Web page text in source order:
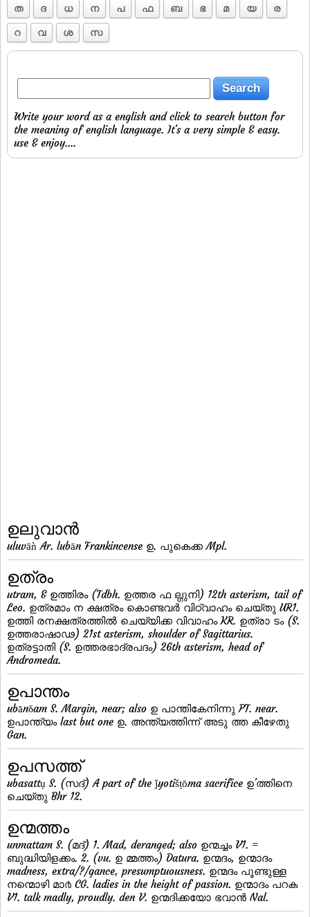
ത ദ ധ ന പ ഫ ബ ഭ മ യ ര
റ വ ശ സ
Write your word as a english and click to search button for
the meaning of english language. It's a very simple & easy.
use & enjoy....
ഉലുവാന്‍
uluvāǹ Ar. lubān Frankincense ഉ. പുകെക്ക Mpl.
ഉത്രം
utram, & ഉത്തിരം (Tdbh. ഉത്തര ഫ ല്ഗുനി) 12th asterism, tail of
Leo. ഉത്രമാം ന ക്ഷത്രം കൊണ്ടവര്‍ വിഠ്വാഹം ചെയ്തു UR1.
ഉത്തി രനക്ഷത്രത്തില്‍ ചെയ്യിക്ക വിവാഹം KR. ഉത്രാ ടം (S.
ഉത്തരാഷാഢ) 21st asterism, shoulder of Sagittarius.
ഉത്രട്ടാതി (S. ഉത്തരഭാദ്രപദം) 26th asterism, head of
Andromeda.
ഉപാന്തം
ubānδam S. Margin, near; also ഉ പാന്തികേനിന്നു PT. near.
ഉപാന്ത്യം last but one ഉ. അന്ത്യത്തിന്ന് അടു ത്ത കീഴേതു
Gan.
ഉപസത്ത്
ubasattụ S. (സദ്) A part of the ǰyotišṭōma sacrifice ഉ'ത്തിനെ
ചെയ്തു Bhr 12.
ഉന്മത്തം
unmattam S. (മദ്) 1. Mad, deranged; also ഉന്മച്ചം V1. =
ബുദ്ധിയിളക്കം. 2. (vu. ഉ മ്മത്തം) Datura. ഉന്മദം, ഉന്മാദം
madness, extra/?/gance, presumptuousness. ഉന്മദം പൂണ്ടുള്ള
നന്മൊഴി മാ൪ CG. ladies in the height of passion. ഉന്മാദം പറക
V1. talk madly, proudly. den V. ഉന്മദിക്കയോ ഭവാന്‍ Nal.